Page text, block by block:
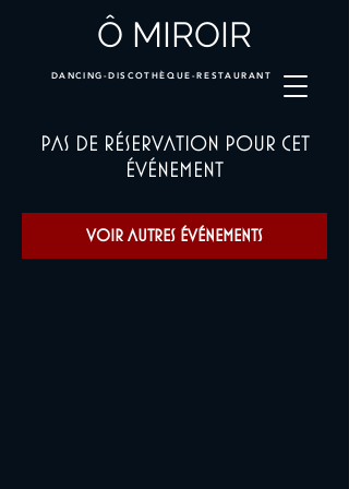
Ô MIROIR
DANCING-DISCOTHÈQUE-RESTAURANT
Pas de réservation pour cet
événement
Voir autres événements